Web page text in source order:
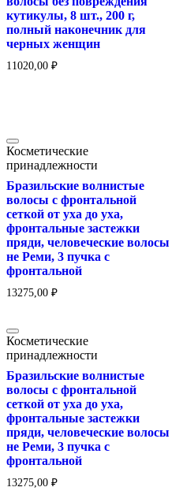
кутикулы, 8 шт., 200 г,
полный наконечник для
черных женщин
11020,00 ₽
Косметические
принадлежности
Бразильские волнистые
волосы с фронтальной
сеткой от уха до уха,
фронтальные застежки
пряди, человеческие волосы
не Реми, 3 пучка с
фронтальной
13275,00 ₽
Косметические
принадлежности
Бразильские волнистые
волосы с фронтальной
сеткой от уха до уха,
фронтальные застежки
пряди, человеческие волосы
не Реми, 3 пучка с
фронтальной
13275,00 ₽